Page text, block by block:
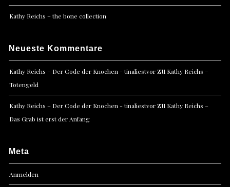
Kathy Reichs – the bone collection
Neueste Kommentare
Kathy Reichs – Der Code der Knochen - tinaliestvorzu Kathy Reichs –
Totengeld
Kathy Reichs – Der Code der Knochen - tinaliestvorzu Kathy Reichs –
Das Grab ist erst der Anfang
Meta
Anmelden